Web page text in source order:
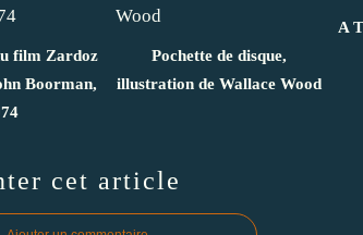
film Zardoz
Boorman,
Pochette de disque,
illustration de Wallace Wood
A
cet article